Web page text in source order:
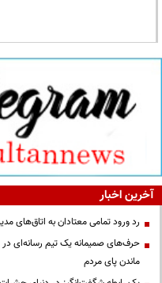
آخرین اخبار
رد ورود تمامی معتادان به
حرف‌های صمیمانه یک تیم رسانه‌ای در
ماندن پای مردم